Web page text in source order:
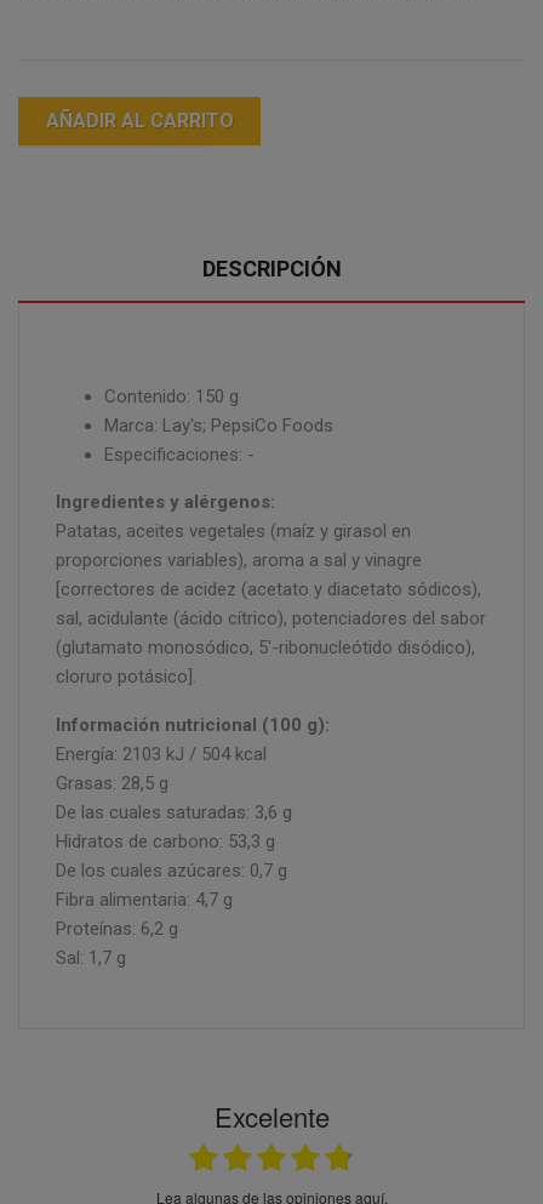
AÑADIR AL CARRITO
DESCRIPCIÓN
Contenido: 150 g
Marca: Lay's; PepsiCo Foods
Especificaciones: -
Ingredientes y alérgenos:
Patatas, aceites vegetales (maíz y girasol en
proporciones variables), aroma a sal y vinagre
[correctores de acidez (acetato y diacetato sódicos),
sal, acidulante (ácido cítrico), potenciadores del sabor
(glutamato monosódico, 5'-ribonucleótido disódico),
cloruro potásico].
Información nutricional (100 g):
Energía: 2103 kJ / 504 kcal
Grasas: 28,5 g
De las cuales saturadas: 3,6 g
Hidratos de carbono: 53,3 g
De los cuales azúcares: 0,7 g
Fibra alimentaria: 4,7 g
Proteínas: 6,2 g
Sal: 1,7 g
Excelente
Lea algunas de las opiniones aquí.